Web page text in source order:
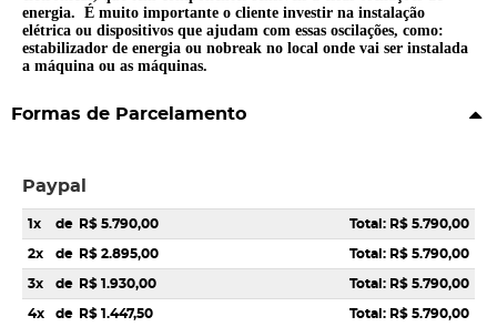
energia. É muito importante o cliente investir na instalação
elétrica ou dispositivos que ajudam com essas oscilações, como:
estabilizador de energia ou nobreak no local onde vai ser instalada
a máquina ou as máquinas.
Formas de Parcelamento
Paypal
1x de R$ 5.790,00 Total: R$ 5.790,00
2x de R$ 2.895,00 Total: R$ 5.790,00
3x de R$ 1.930,00 Total: R$ 5.790,00
4x de R$ 1.447,50 Total: R$ 5.790,00